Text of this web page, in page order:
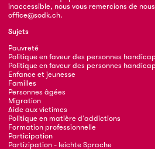
inaccessible, nous vous remercions de
office@sodk.ch.
Sujets
Pauvreté
Politique en faveur des personnes
Politique en faveur des personnes
Enfance et jeunesse
Familles
Personnes âgées
Migration
Aide aux victimes
Politique en matière d’addictions
Formation professionnelle
Participation
Partizipation - leichte Sprache